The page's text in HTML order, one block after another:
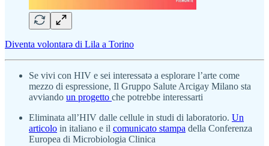
Diventa volontarə di Lila a Torino
Se vivi con HIV e sei interessatə a esplorare l’arte come
mezzo di espressione, Il Gruppo Salute Arcigay Milano sta
avviando un progetto che potrebbe interessarti
Eliminata all’HIV dalle cellule in studi di laboratorio. Un
articolo in italiano e il comunicato stampa della Conferenza
Europea di Microbiologia Clinica